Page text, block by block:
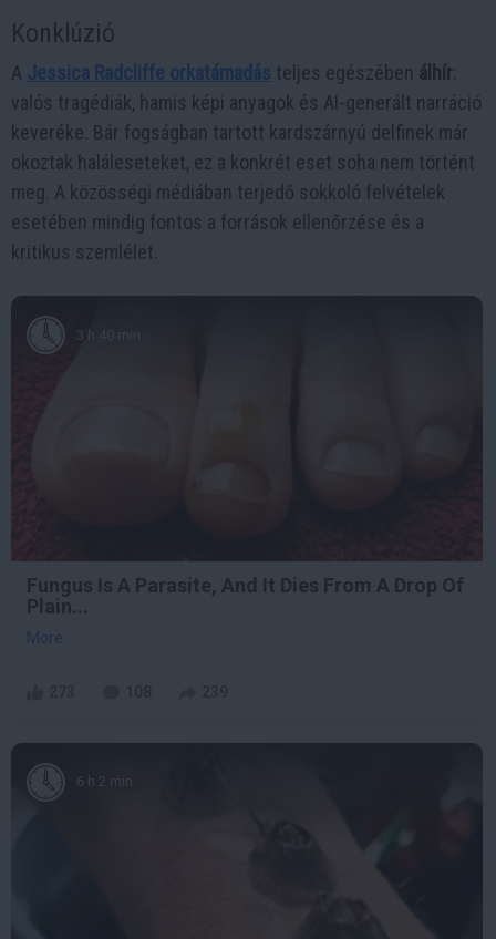
Konklúzió
A Jessica Radcliffe orkatámadás teljes egészében álhír
valós tragédiák, hamis képi anyagok és AI-generált narráció
keveréke. Bár fogságban tartott kardszárnyú delfinek már
okoztak haláleseteket, ez a konkrét eset soha nem történt
meg. A közösségi médiában terjedő sokkoló felvételek
esetében mindig fontos a források ellenőrzése és a
kritikus szemlélet.
3 h 40 min
Fungus Is A Parasite, And It Dies From A Drop Of
Plain...
More
6 h 2 min